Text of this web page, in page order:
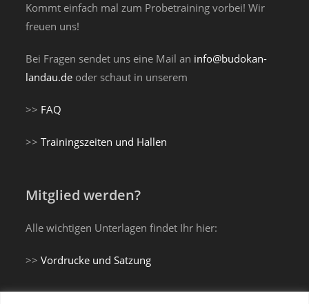
Kommt einfach mal zum Probetraining vorbei! Wir
freuen uns!
Bei Fragen sendet uns eine Mail an info@budokan-
landau.de oder schaut in unserem
>> FAQ
>>Trainingszeiten und Hallen
Mitglied werden?
Alle wichtigen Unterlagen findet Ihr hier:
>>Vordrucke und Satzung